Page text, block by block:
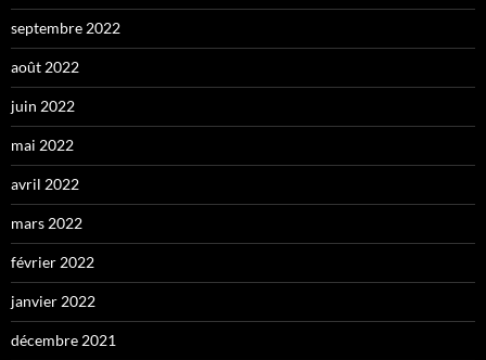
septembre 2022
août 2022
juin 2022
mai 2022
avril 2022
mars 2022
février 2022
janvier 2022
décembre 2021